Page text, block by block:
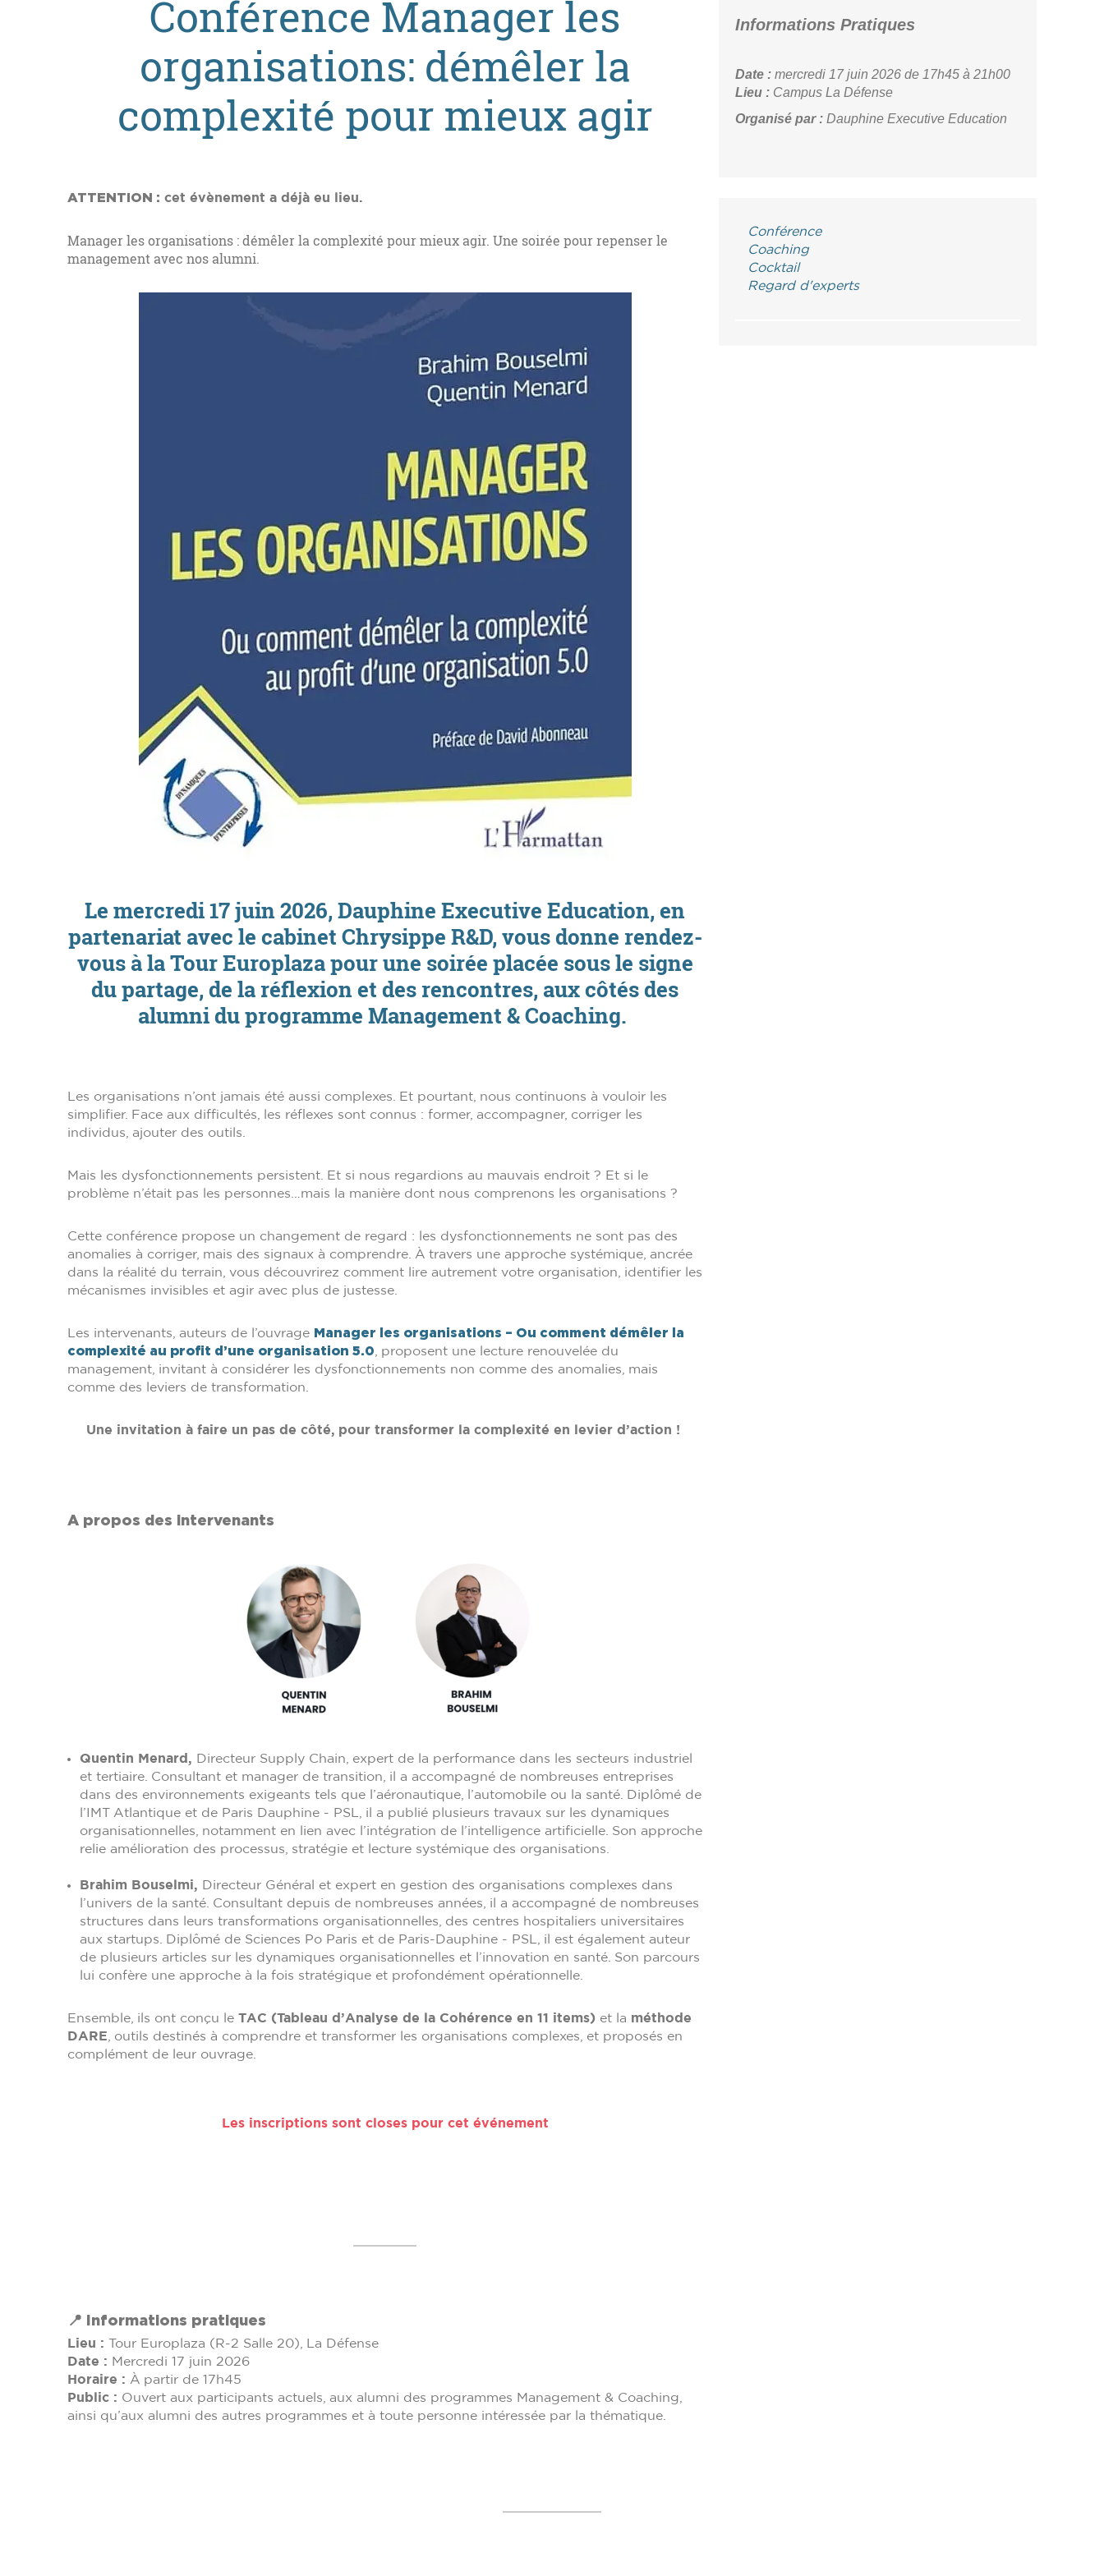
Conférence Manager les
organisations: démêler la
complexité pour mieux agir
ATTENTION : cet évènement a déjà eu lieu.
Manager les organisations : démêler la complexité pour mieux agir. Une soirée pour repenser le
management avec nos alumni.
Le mercredi 17 juin 2026, Dauphine Executive Education, en
partenariat avec le cabinet Chrysippe R&D, vous donne rendez-
vous à la Tour Europlaza pour une soirée placée sous le signe
du partage, de la réflexion et des rencontres, aux côtés des
alumni du programme Management & Coaching.
Les organisations n’ont jamais été aussi complexes. Et pourtant, nous continuons à vouloir les
simplifier. Face aux difficultés, les réflexes sont connus : former, accompagner, corriger les
individus, ajouter des outils.
Mais les dysfonctionnements persistent. Et si nous regardions au mauvais endroit ? Et si le
problème n’était pas les personnes…mais la manière dont nous comprenons les organisations ?
Cette conférence propose un changement de regard : les dysfonctionnements ne sont pas des
anomalies à corriger, mais des signaux à comprendre. À travers une approche systémique, ancrée
dans la réalité du terrain, vous découvrirez comment lire autrement votre organisation, identifier les
mécanismes invisibles et agir avec plus de justesse.
Les intervenants, auteurs de l’ouvrage Manager les organisations – Ou comment démêler la
complexité au profit d’une organisation 5.0 , proposent une lecture renouvelée du
management, invitant à considérer les dysfonctionnements non comme des anomalies, mais
comme des leviers de transformation.
Une invitation à faire un pas de côté, pour transformer la complexité en levier d’action !
A propos des intervenants
Quentin Menard, Directeur Supply Chain, expert de la performance dans les secteurs industriel
et tertiaire. Consultant et manager de transition, il a accompagné de nombreuses entreprises
dans des environnements exigeants tels que l’aéronautique, l’automobile ou la santé. Diplômé de
l’IMT Atlantique et de Paris Dauphine - PSL, il a publié plusieurs travaux sur les dynamiques
organisationnelles, notamment en lien avec l’intégration de l’intelligence artificielle. Son approche
relie amélioration des processus, stratégie et lecture systémique des organisations.
Brahim Bouselmi, Directeur Général et expert en gestion des organisations complexes dans
l’univers de la santé. Consultant depuis de nombreuses années, il a accompagné de nombreuses
structures dans leurs transformations organisationnelles, des centres hospitaliers universitaires
aux startups. Diplômé de Sciences Po Paris et de Paris-Dauphine - PSL, il est également auteur
de plusieurs articles sur les dynamiques organisationnelles et l’innovation en santé. Son parcours
lui confère une approche à la fois stratégique et profondément opérationnelle.
Ensemble, ils ont conçu le TAC (Tableau d’Analyse de la Cohérence en 11 items) et la méthode
DARE , outils destinés à comprendre et transformer les organisations complexes, et proposés en
complément de leur ouvrage.
Les inscriptions sont closes pour cet événement
📍 Informations pratiques
Lieu : Tour Europlaza (R-2 Salle 20), La Défense
Date : Mercredi 17 juin 2026
Horaire : À partir de 17h45
Public : Ouvert aux participants actuels, aux alumni des programmes Management & Coaching,
ainsi qu’aux alumni des autres programmes et à toute personne intéressée par la thématique.
Informations Pratiques
Date : mercredi 17 juin 2026de 17h45 à 21h00
Lieu : Campus La Défense
Organisé par : Dauphine Executive Education
Conférence
Coaching
Cocktail
Regard d'experts